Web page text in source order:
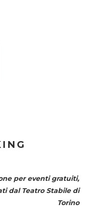
per eventi gratuiti,
dal Teatro Stabile di
Torino